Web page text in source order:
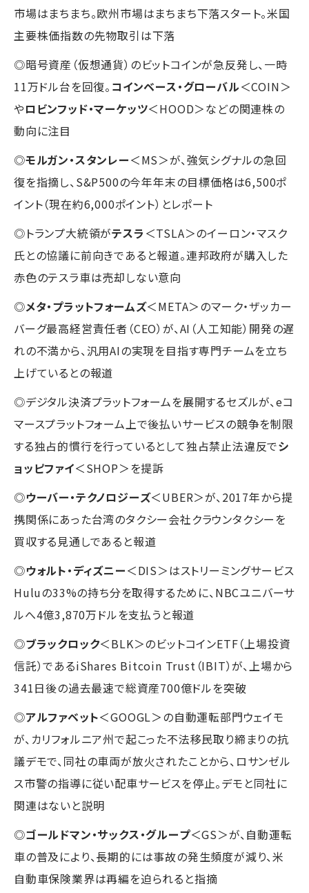
市場はまちまち。欧州市場はまちまち下落スタート。米国
主要株価指数の先物取引は下落
◎暗号資産（仮想通貨）のビットコインが急反発し、一時
11万ドル台を回復。 コインベース・グローバル＜COIN＞
やロビンフッド・マーケッツ＜HOOD＞などの関連株の
動向に注目
◎モルガン・スタンレー＜MS＞が、強気シグナルの急回
復を指摘し、S&P500の今年年末の目標価格は6,500ポ
イント（現在約6,000ポイント）とレポート
◎トランプ大統領がテスラ ＜TSLA＞のイーロン・マスク
氏との協議に前向きであると報道。連邦政府が購入した
赤色のテスラ車は売却しない意向
◎メタ・プラットフォームズ＜META＞のマーク・ザッカー
バーグ最高経営責任者（CEO）が、AI（人工知能）開発の遅
れの不満から、汎用AIの実現を目指す専門チームを立ち
上げているとの報道
◎デジタル決済プラットフォームを展開するセズルが、eコ
マースプラットフォーム上で後払いサービスの競争を制限
する独占的慣行を行っているとして独占禁止法違反でシ
ョッピファイ＜SHOP＞を提訴
◎ウーバー・テクノロジーズ＜UBER＞が、2017年から提
携関係にあった台湾のタクシー会社クラウンタクシーを
買収する見通しであると報道
◎ウォルト・ディズニー＜DIS＞はストリーミングサービス
Huluの33%の持ち分を取得するために、NBCユニバーサ
ルへ4億3,870万ドルを支払うと報道
◎ブラックロック＜BLK＞のビットコインETF（上場投資
信託）であるiShares Bitcoin Trust（IBIT）が、上場から
341日後の過去最速で総資産700億ドルを突破
◎アルファベット＜GOOGL＞の自動運転部門ウェイモ
が、カリフォルニア州で起こった不法移民取り締まりの抗
議デモで、同社の車両が放火されたことから、ロサンゼル
ス市警の指導に従い配車サービスを停止。デモと同社に
関連はないと説明
◎ゴールドマン・サックス・グループ＜GS＞が、自動運転
車の普及により、長期的には事故の発生頻度が減り、米
自動車保険業界は再編を迫られると指摘